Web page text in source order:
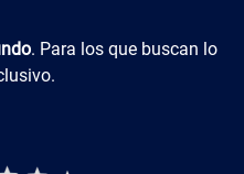
. Para los que buscan lo